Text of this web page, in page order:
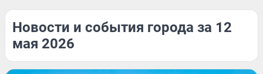
Новости и события города за 12
мая 2026